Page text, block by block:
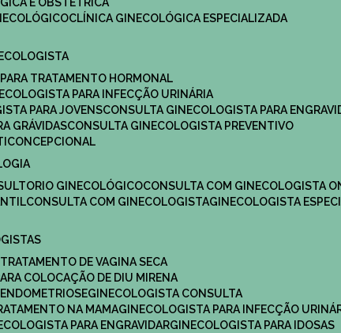
CLÍNICA GINECOLÓGICA ESPECIALIZADA
TRATAMENTO HORMONAL
PARA INFECÇÃO URINÁRIA
PARA JOVENS
CONSULTA GINECOLOGISTA PARA
GRÁVIDAS
CONSULTA GINECOLOGISTA PREVENTIVO
GINECOLÓGICO​
CONSULTA COM GINECOLOGISTA
CONSULTA COM GINECOLOGISTA​
GINECOLOGISTA
TRATAMENTO DE VAGINA SECA
COLOCAÇÃO DE DIU MIRENA
ENDOMETRIOSE
GINECOLOGISTA CONSULTA
NA MAMA
GINECOLOGISTA PARA INFECÇÃO
PARA ENGRAVIDAR
GINECOLOGISTA PARA IDOSAS